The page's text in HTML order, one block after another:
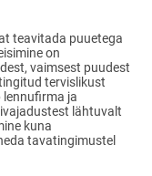
teavitada puuetega
on
vaimsest puudest
tervislikust
lennufirma ja
lähtuvalt
kuna
tavatingimustel